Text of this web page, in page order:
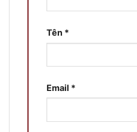
Tên *
Email *